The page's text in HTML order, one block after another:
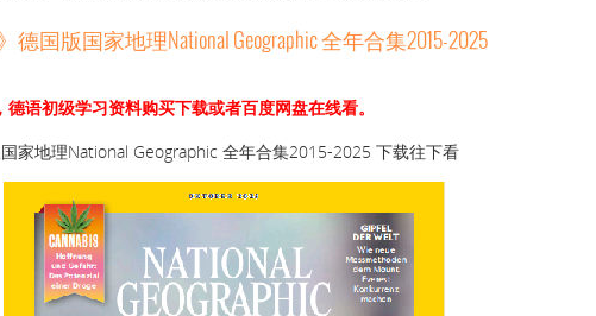
国版国家地理National Geographic 全年合集2015-2025
语初级学习资料购买下载或者百度网盘在线看。
家地理National Geographic 全年合集2015-2025 下载往下看